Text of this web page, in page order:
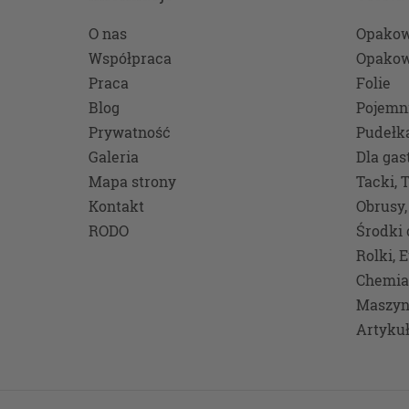
O nas
Współpraca
Praca
Blog
Prywatność
Galeria
Mapa strony
Kontakt
RODO
Folie
Dla
Tacki,
Środki
Rolki,
stronie
usług.
zasady
Jeśli